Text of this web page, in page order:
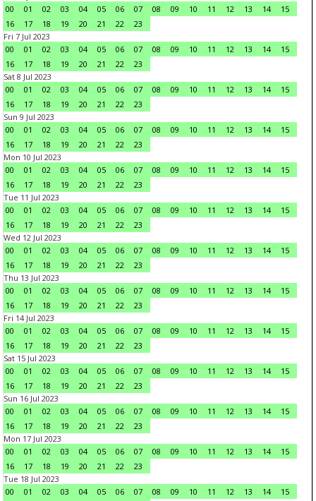
00
01 02 03 04 05 06 07 08 09 10 11 12 13 14
15
16
17 18 19 20 21 22
23
Fri 7 Jul 2023
00
01 02 03 04 05 06 07 08 09 10 11 12 13 14
15
16
17 18 19 20 21 22
23
Sat 8 Jul 2023
00
01 02 03 04 05 06 07 08 09 10 11 12 13 14
15
16
17 18 19 20 21 22
23
Sun 9 Jul 2023
00
01 02 03 04 05 06 07 08 09 10 11 12 13 14
15
16
17 18 19 20 21 22
23
Mon 10 Jul 2023
00
01 02 03 04 05 06 07 08 09 10 11 12 13 14
15
16
17 18 19 20 21 22
23
Tue 11 Jul 2023
00
01 02 03 04 05 06 07 08 09 10 11 12 13 14
15
16
17 18 19 20 21 22
23
Wed 12 Jul 2023
00
01 02 03 04 05 06 07 08 09 10 11 12 13 14
15
16
17 18 19 20 21 22
23
Thu 13 Jul 2023
00
01 02 03 04 05 06 07 08 09 10 11 12 13 14
15
16
17 18 19 20 21 22
23
Fri 14 Jul 2023
00
01 02 03 04 05 06 07 08 09 10 11 12 13 14
15
16
17 18 19 20 21 22
23
Sat 15 Jul 2023
00
01 02 03 04 05 06 07 08 09 10 11 12 13 14
15
16
17 18 19 20 21 22
23
Sun 16 Jul 2023
00
01 02 03 04 05 06 07 08 09 10 11 12 13 14
15
16
17 18 19 20 21 22
23
Mon 17 Jul 2023
00
01 02 03 04 05 06 07 08 09 10 11 12 13 14
15
16
17 18 19 20 21 22
23
Tue 18 Jul 2023
00
01 02 03 04 05 06 07 08 09 10 11 12 13 14 15